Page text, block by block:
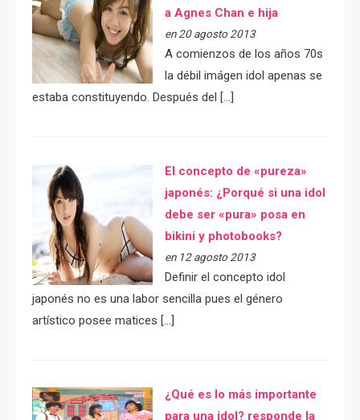
a Agnes Chan e hija
en 20 agosto 2013
A comienzos de los años 70s
la débil imágen idol apenas se
estaba constituyendo. Después del […]
El concepto de «pureza»
japonés: ¿Porqué si una idol
debe ser «pura» posa en
bikini y photobooks?
en 12 agosto 2013
Definir el concepto idol
japonés no es una labor sencilla pues el género
artístico posee matices […]
¿Qué es lo más importante
para una idol? responde la